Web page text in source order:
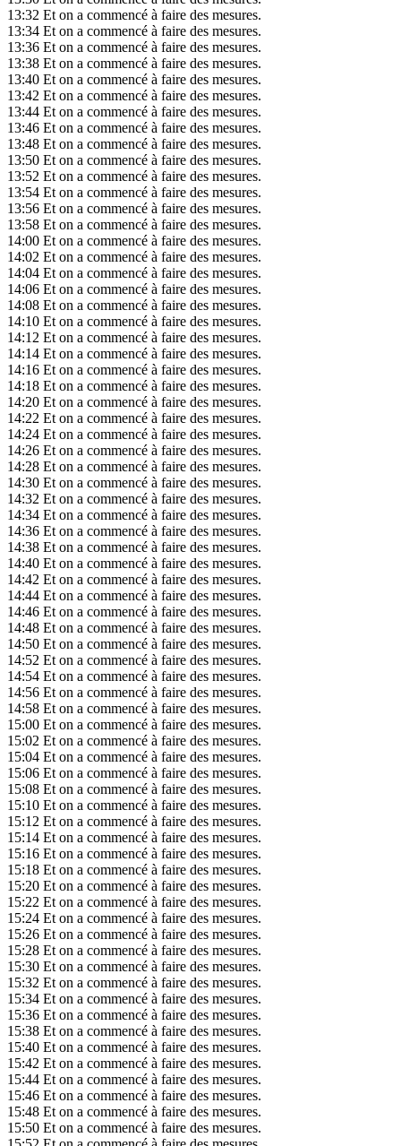
13:32 Et on a commencé à faire des mesures.
13:34 Et on a commencé à faire des mesures.
13:36 Et on a commencé à faire des mesures.
13:38 Et on a commencé à faire des mesures.
13:40 Et on a commencé à faire des mesures.
13:42 Et on a commencé à faire des mesures.
13:44 Et on a commencé à faire des mesures.
13:46 Et on a commencé à faire des mesures.
13:48 Et on a commencé à faire des mesures.
13:50 Et on a commencé à faire des mesures.
13:52 Et on a commencé à faire des mesures.
13:54 Et on a commencé à faire des mesures.
13:56 Et on a commencé à faire des mesures.
13:58 Et on a commencé à faire des mesures.
14:00 Et on a commencé à faire des mesures.
14:02 Et on a commencé à faire des mesures.
14:04 Et on a commencé à faire des mesures.
14:06 Et on a commencé à faire des mesures.
14:08 Et on a commencé à faire des mesures.
14:10 Et on a commencé à faire des mesures.
14:12 Et on a commencé à faire des mesures.
14:14 Et on a commencé à faire des mesures.
14:16 Et on a commencé à faire des mesures.
14:18 Et on a commencé à faire des mesures.
14:20 Et on a commencé à faire des mesures.
14:22 Et on a commencé à faire des mesures.
14:24 Et on a commencé à faire des mesures.
14:26 Et on a commencé à faire des mesures.
14:28 Et on a commencé à faire des mesures.
14:30 Et on a commencé à faire des mesures.
14:32 Et on a commencé à faire des mesures.
14:34 Et on a commencé à faire des mesures.
14:36 Et on a commencé à faire des mesures.
14:38 Et on a commencé à faire des mesures.
14:40 Et on a commencé à faire des mesures.
14:42 Et on a commencé à faire des mesures.
14:44 Et on a commencé à faire des mesures.
14:46 Et on a commencé à faire des mesures.
14:48 Et on a commencé à faire des mesures.
14:50 Et on a commencé à faire des mesures.
14:52 Et on a commencé à faire des mesures.
14:54 Et on a commencé à faire des mesures.
14:56 Et on a commencé à faire des mesures.
14:58 Et on a commencé à faire des mesures.
15:00 Et on a commencé à faire des mesures.
15:02 Et on a commencé à faire des mesures.
15:04 Et on a commencé à faire des mesures.
15:06 Et on a commencé à faire des mesures.
15:08 Et on a commencé à faire des mesures.
15:10 Et on a commencé à faire des mesures.
15:12 Et on a commencé à faire des mesures.
15:14 Et on a commencé à faire des mesures.
15:16 Et on a commencé à faire des mesures.
15:18 Et on a commencé à faire des mesures.
15:20 Et on a commencé à faire des mesures.
15:22 Et on a commencé à faire des mesures.
15:24 Et on a commencé à faire des mesures.
15:26 Et on a commencé à faire des mesures.
15:28 Et on a commencé à faire des mesures.
15:30 Et on a commencé à faire des mesures.
15:32 Et on a commencé à faire des mesures.
15:34 Et on a commencé à faire des mesures.
15:36 Et on a commencé à faire des mesures.
15:38 Et on a commencé à faire des mesures.
15:40 Et on a commencé à faire des mesures.
15:42 Et on a commencé à faire des mesures.
15:44 Et on a commencé à faire des mesures.
15:46 Et on a commencé à faire des mesures.
15:48 Et on a commencé à faire des mesures.
15:50 Et on a commencé à faire des mesures.